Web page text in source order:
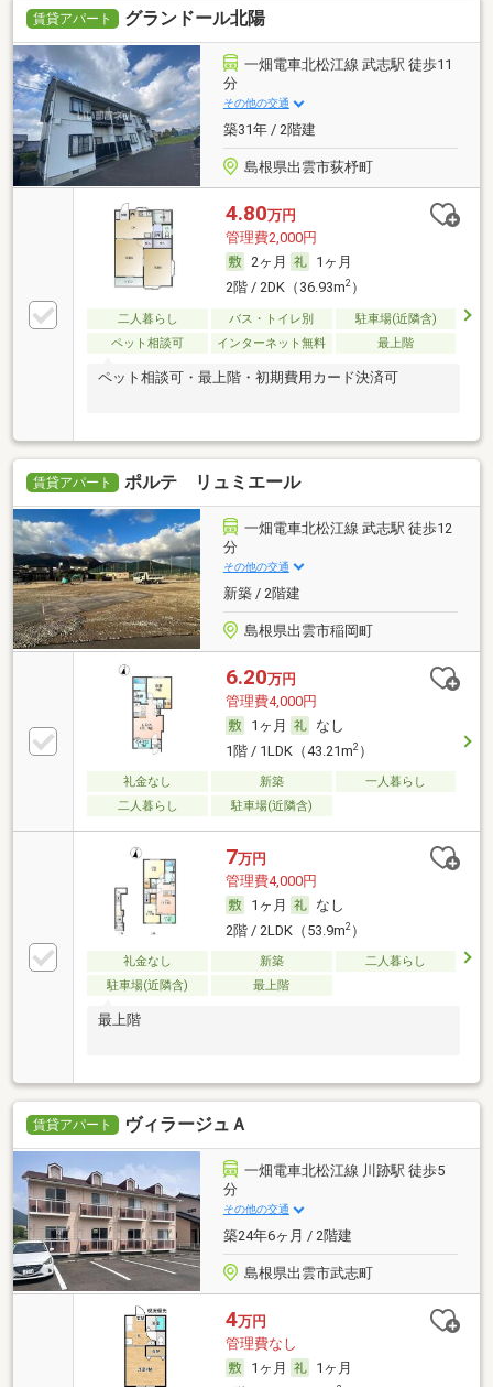
賃貸アパート グランドール北陽
一畑電車北松江線 武志駅 徒歩11
分
その他の交通
築31年 / 2階建
島根県出雲市荻杼町
4.80万円
管理費2,000円
2ヶ月
1ヶ月
2階 / 2DK（36.93m2）
二人暮らし バス・トイレ別
駐車場(近隣含)
ペット相談可
インターネット無料 最上階
ペット相談可・最上階・初期費用カード決済可
賃貸アパート ポルテ リュミエール
一畑電車北松江線 武志駅 徒歩12
分
その他の交通
新築 / 2階建
島根県出雲市稲岡町
6.20万円
管理費4,000円
1ヶ月
なし
1階 / 1LDK（43.21m2）
礼金なし 新築
一人暮らし
二人暮らし
駐車場(近隣含)
7万円
管理費4,000円
1ヶ月
なし
2階 / 2LDK（53.9m2）
礼金なし 新築
二人暮らし
駐車場(近隣含)
最上階
最上階
賃貸アパート ヴィラージュＡ
一畑電車北松江線 川跡駅 徒歩5
分
その他の交通
築24年6ヶ月 / 2階建
島根県出雲市武志町
4万円
管理費なし
1ヶ月
1ヶ月